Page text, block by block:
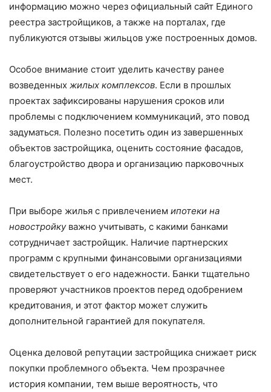
информацию можно через официальный сайт Единого
реестра застройщиков, а также на порталах, где
публикуются отзывы жильцов уже построенных домов.
Особое внимание стоит уделить качеству ранее
возведенных жилых комплексов. Если в прошлых
проектах зафиксированы нарушения сроков или
проблемы с подключением коммуникаций, это повод
задуматься. Полезно посетить один из завершенных
объектов застройщика, оценить состояние фасадов,
благоустройство двора и организацию парковочных
мест.
При выборе жилья с привлечением ипотеки на
новостройкуважно учитывать, с какими банками
сотрудничает застройщик. Наличие партнерских
программ с крупными финансовыми организациями
свидетельствует о его надежности. Банки тщательно
проверяют участников проектов перед одобрением
кредитования, и этот фактор может служить
дополнительной гарантией для покупателя.
Оценка деловой репутации застройщика снижает риск
покупки проблемного объекта. Чем прозрачнее
история компании, тем выше вероятность, что